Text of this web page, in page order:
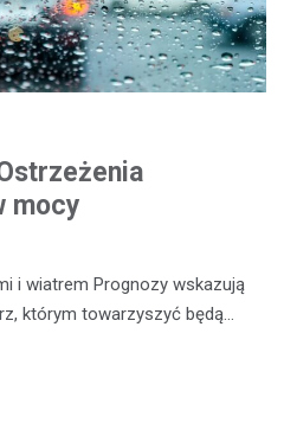
mocy
i wiatrem Prognozy wskazują
którym towarzyszyć będą…